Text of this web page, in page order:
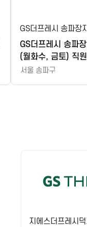
GS더프레시 송파장
GS더프레시 송파
(월화수, 금토) 직
서울 송파구
지에스더프레시